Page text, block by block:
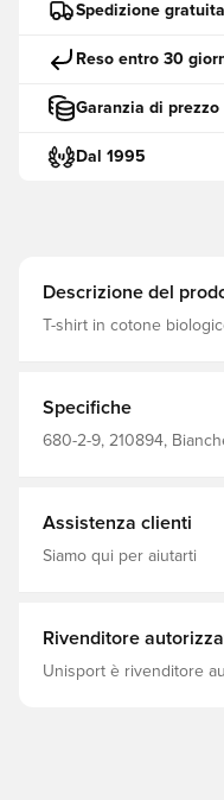
Spedizione
Reso entro 30
Garanzia di
Dal 1995
Descrizione del
T-shirt in cotone
Specifiche
680-2-9, 210894,
Assistenza clienti
Siamo qui per aiutarti
Rivenditore
Unisport è rivenditore